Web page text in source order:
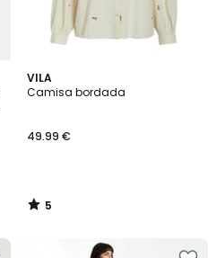
VILA
Camisa bordada
49.99 €
5
/
5
/